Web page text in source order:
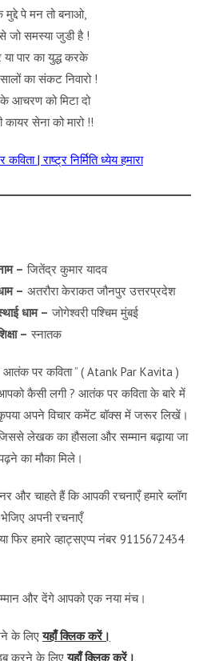
पे मन तो बनाओ,
जो समस्या जुडी है !
पार का युद्ध करके
का संकट निवारो !
आचरण को मिटा दो
सेना को मारो !!
कविता | राष्ट्र निर्मिति ध्येय हमारा
– जितेंद्र कुमार यादव
– अतरौरा केराकत जौनपुर उत्तरप्रदेश
धाम – जोगेश्वरी पश्चिम मुंबई
– स्नातक
आतंक पर कविता ” ( Atank Par Kavita )
कैसी लगी ? आतंक पर कविता के बारे में
अपने विचार कमेंट बॉक्स में जरूर लिखें।
लेखक का हौसला और सम्मान बढ़ाया जा
का मौका मिले।
और चाहते हैं कि आपकी रचनाएँ हमारे ब्लॉग
अपनी रचनाएँ
फिर हमारे व्हाट्सएप्प नंबर 9115672434
और देंगे आपको एक नया मंच।
के लिएयहाँ क्लिक करें।
करने के लिएयहाँ क्लिक करें।